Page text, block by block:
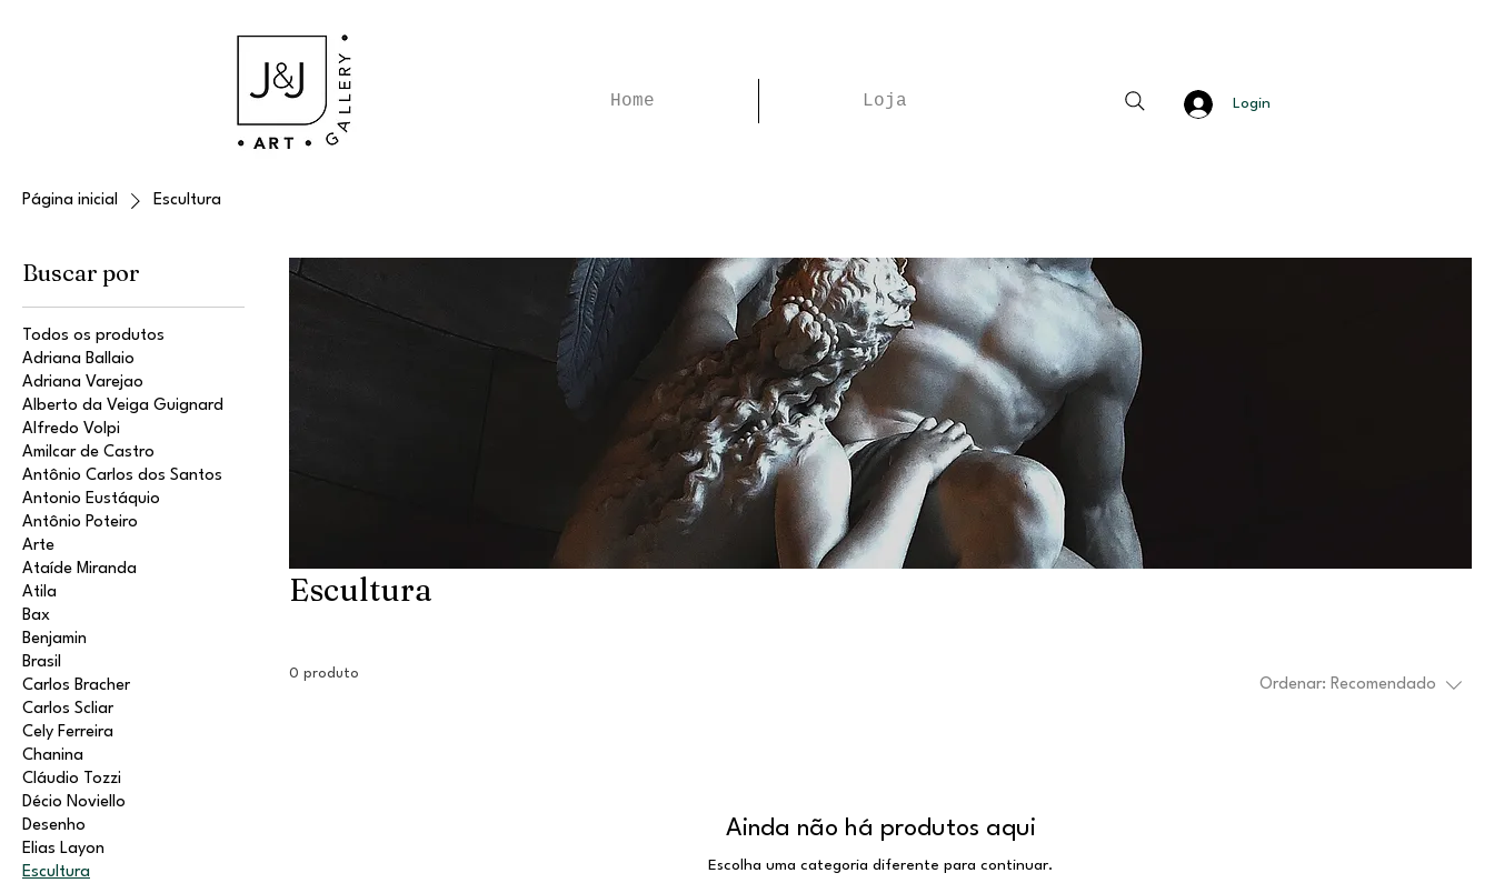
Home Loja Login
Página inicial Escultura
Buscar por
Todos os produtos
Adriana Ballaio
Adriana Varejao
Alberto da Veiga Guignard
Alfredo Volpi
Amilcar de Castro
Antônio Carlos dos Santos
Antonio Eustáquio
Antônio Poteiro
Arte
Ataíde Miranda
Atila
Bax
Benjamin
Brasil
Carlos Bracher
Carlos Scliar
Cely Ferreira
Chanina
Cláudio Tozzi
Décio Noviello
Desenho
Elias Layon
Escultura
Escultura
0 produto
Ordenar: Recomendado
Ainda não há produtos aqui
Escolha uma categoria diferente para continuar.